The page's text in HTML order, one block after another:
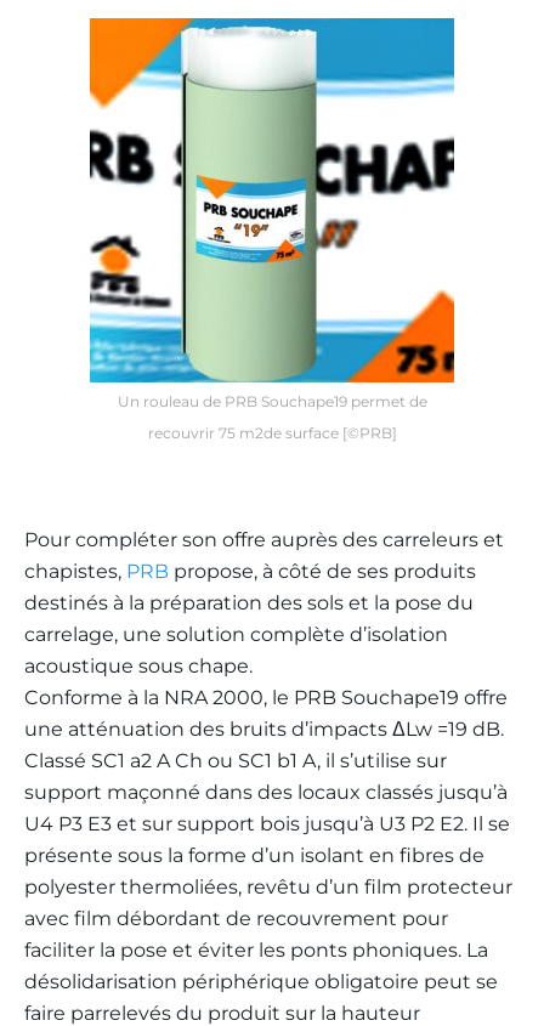
Un rouleau de PRB Souchape19 permet de
recouvrir 75 m2de surface [©PRB]
Pour compléter son offre auprès des carreleurs et
chapistes, PRB propose, à côté de ses produits
destinés à la préparation des sols et la pose du
carrelage, une solution complète d’isolation
acoustique sous chape.
Conforme à la NRA 2000, le PRB Souchape19 offre
une atténuation des bruits d’impacts ΔLw =19 dB.
Classé SC1 a2 A Ch ou SC1 b1 A, il s’utilise sur
support maçonné dans des locaux classés jusqu’à
U4 P3 E3 et sur support bois jusqu’à U3 P2 E2. Il se
présente sous la forme d’un isolant en fibres de
polyester thermoliées, revêtu d’un film protecteur
avec film débordant de recouvrement pour
faciliter la pose et éviter les ponts phoniques. La
désolidarisation périphérique obligatoire peut se
faire parrelevés du produit sur la hauteur